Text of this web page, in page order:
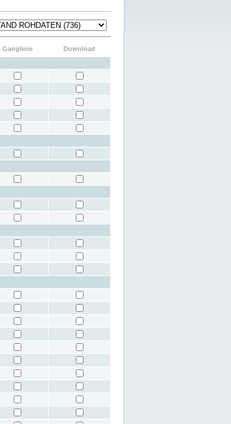
Ganglinie
Download